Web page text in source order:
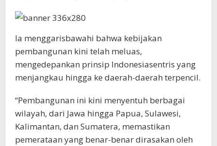
Ia menggarisbawahi bahwa kebijakan
pembangunan kini telah meluas,
mengedepankan prinsip Indonesiasentris yang
menjangkau hingga ke daerah-daerah terpencil.
“Pembangunan ini kini menyentuh berbagai
wilayah, dari Jawa hingga Papua, Sulawesi,
Kalimantan, dan Sumatera, memastikan
pemerataan yang benar-benar dirasakan oleh